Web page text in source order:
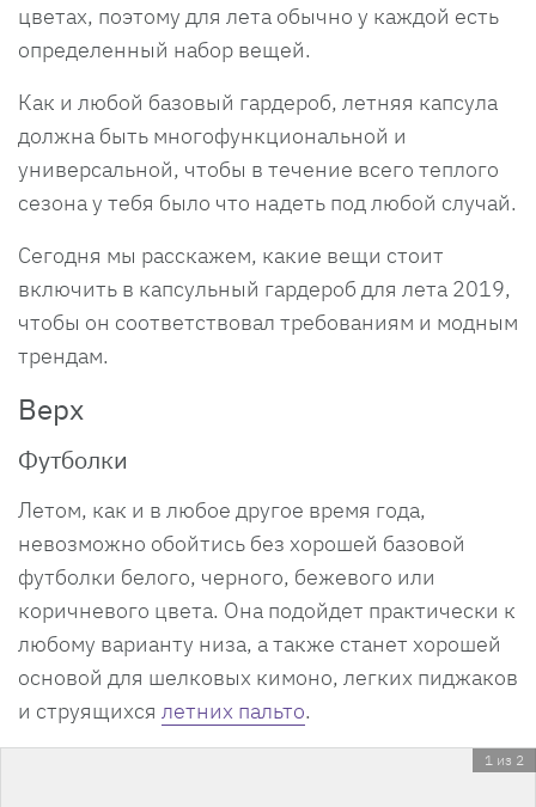
цветах, поэтому для лета обычно у каждой есть
определенный набор вещей.
Как и любой базовый гардероб, летняя капсула
должна быть многофункциональной и
универсальной, чтобы в течение всего теплого
сезона у тебя было что надеть под любой случай.
Сегодня мы расскажем, какие вещи стоит
включить в капсульный гардероб для лета 2019,
чтобы он соответствовал требованиям и модным
трендам.
Верх
Футболки
Летом, как и в любое другое время года,
невозможно обойтись без хорошей базовой
футболки белого, черного, бежевого или
коричневого цвета. Она подойдет практически к
любому варианту низа, а также станет хорошей
основой для шелковых кимоно, легких пиджаков
и струящихся летних пальто.
1 из 2